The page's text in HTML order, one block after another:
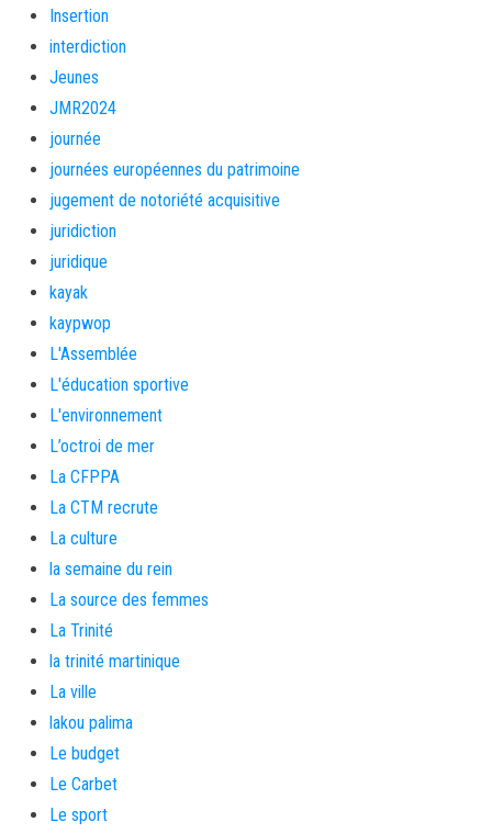
Insertion
interdiction
Jeunes
JMR2024
journée
journées européennes du patrimoine
jugement de notoriété acquisitive
juridiction
juridique
kayak
kaypwop
L'Assemblée
L'éducation sportive
L'environnement
L’octroi de mer
La CFPPA
La CTM recrute
La culture
la semaine du rein
La source des femmes
La Trinité
la trinité martinique
La ville
lakou palima
Le budget
Le Carbet
Le sport